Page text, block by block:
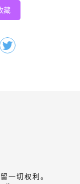
藏
一切权利。